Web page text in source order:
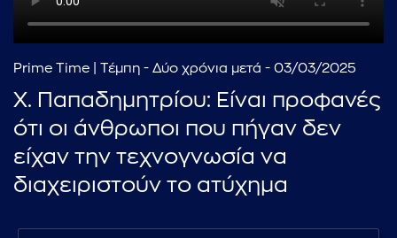
Prime Time | Τέμπη - Δύο χρόνια μετά - 03/03/2025
Χ. Παπαδημητρίου: Είναι προφανές
ότι οι άνθρωποι που πήγαν δεν
είχαν την τεχνογνωσία να
διαχειριστούν το ατύχημα